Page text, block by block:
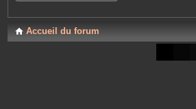
Accueil du forum